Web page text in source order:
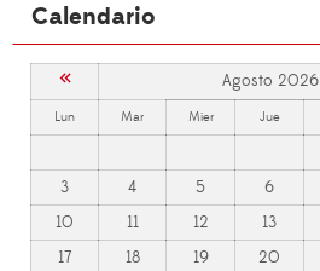
Calendario
« Agosto 2026
Lun Mar Mier Jue
3
4 5 6
10
11 12 13
17
18 19 20